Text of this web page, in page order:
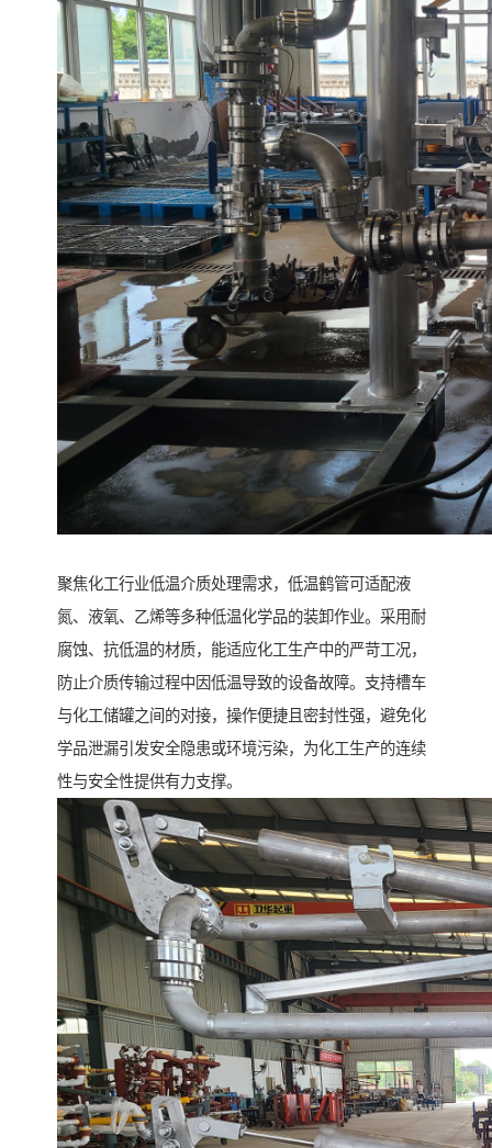
聚焦化工行业低温介质处理需求，低温鹤管可适配液
氮、液氧、乙烯等多种低温化学品的装卸作业。采用耐
腐蚀、抗低温的材质，能适应化工生产中的严苛工况，
防止介质传输过程中因低温导致的设备故障。支持槽车
与化工储罐之间的对接，操作便捷且密封性强，避免化
学品泄漏引发安全隐患或环境污染，为化工生产的连续
性与安全性提供有力支撑。